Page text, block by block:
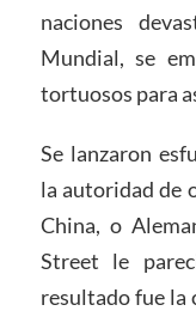
naciones
Mundial, se
tortuosos para
Se lanzaron
la autoridad de
China, o
Street le
resultado fue la